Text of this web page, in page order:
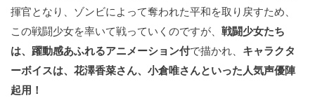
揮官となり、ゾンビによって奪われた平和を取り戻すため、
この戦闘少女を率いて戦っていくのですが、 戦闘少女たち
は、躍動感あふれるアニメーション付で描かれ、 キャラクタ
ーボイスは、花澤香菜さん、小倉唯さんといった人気声優陣
起用！